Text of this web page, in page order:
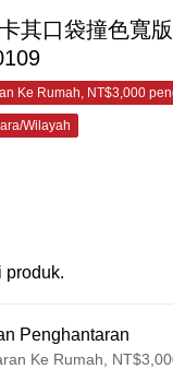
其口袋撞色寬
Ke Rumah, NT$3,000
Wilayah
produk.
Penghantaran
Ke Rumah,